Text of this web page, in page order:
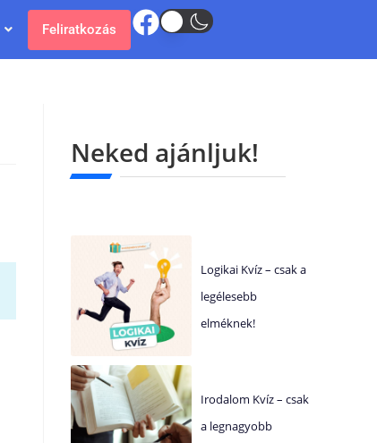
Feliratkozás
Neked ajánljuk!
Logikai Kvíz – csak a
legélesebb
elméknek!
Irodalom Kvíz – csak
a legnagyobb